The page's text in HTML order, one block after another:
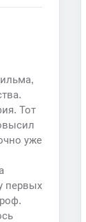
Тот
уже
первых